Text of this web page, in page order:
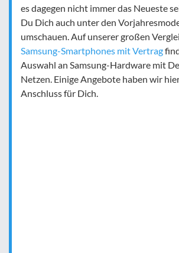
es dagegen nicht immer das Neueste
Du Dich auch unter den
umschauen. Auf unserer großen
Samsung-Smartphones mit Vertrag
Auswahl an Samsung-Hardware mit
Netzen. Einige Angebote haben wir
Anschluss für Dich.